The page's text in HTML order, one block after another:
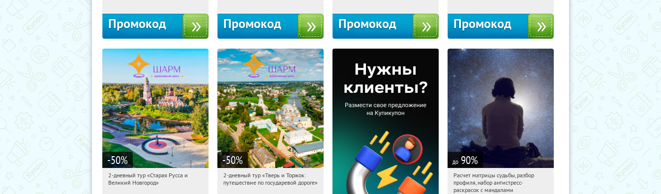
Промокод Промокод Промокод Промокод
-50%
08:57:15 Купили:
2-дневный тур «Старая Русса и
Великий Новгород»
-50%
08:57:15 Купили:
2-дневный тур «Тверь и Торжок:
путешествие по государевой дороге»
до 90%
08:57:15 Купили:
Россия
Расчет матрицы судьбы, разбор
профиля, набор антистресс-
раскрасок с мандалами